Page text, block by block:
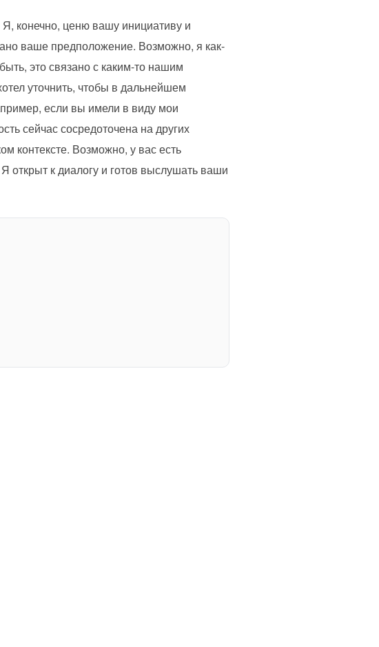
конечно, ценю вашу инициативу и
ваше предположение. Возможно, я как-
это связано с каким-то нашим
уточнить, чтобы в дальнейшем
если вы имели в виду мои
сейчас сосредоточена на других
контексте. Возможно, у вас есть
открыт к диалогу и готов выслушать ваши